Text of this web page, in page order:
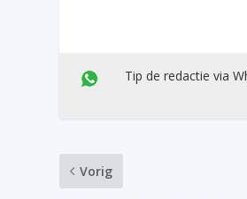
Tip de redactie via
Vorig